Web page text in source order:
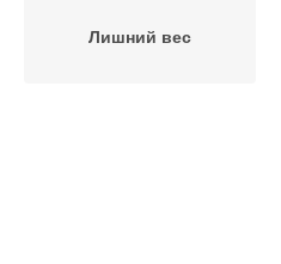
Лишний вес